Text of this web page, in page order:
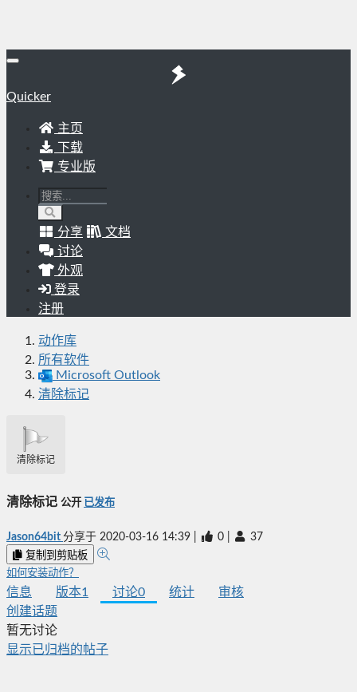
Quicker
主页
下载
专业版
分享
文档
讨论
外观
登录
注册
动作库
所有软件
Microsoft Outlook
清除标记
清除标记
清除标记 公开 已发布
Jason64bit 分享于 2020-03-16 14:39 0 37
复制到剪贴板
如何安装动作？
信息 版本1 讨论0 统计
审核
创建话题
暂无讨论
显示已归档的帖子